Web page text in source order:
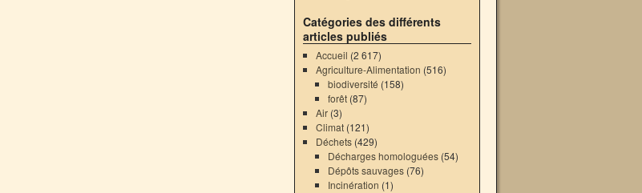
Catégories des différents
articles publiés
Accueil (2 617)
Agriculture-Alimentation (516)
biodiversité (158)
forêt (87)
Air(3)
Climat(121)
Déchets(429)
Décharges homologuées (54)
Dépôts sauvages (76)
Incinération (1)